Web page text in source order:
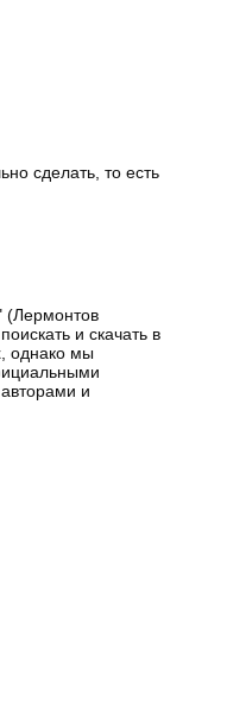
сделать, то есть
(Лермонтов
и скачать в
однако мы
и